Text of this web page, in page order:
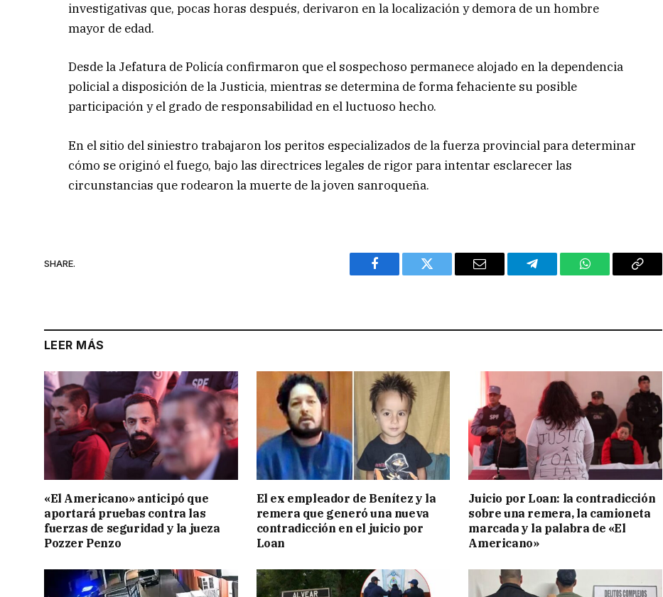
investigativas que, pocas horas después, derivaron en la localización y demora de un hombre
mayor de edad.
Desde la Jefatura de Policía confirmaron que el sospechoso permanece alojado en la dependencia
policial a disposición de la Justicia, mientras se determina de forma fehaciente su posible
participación y el grado de responsabilidad en el luctuoso hecho.
En el sitio del siniestro trabajaron los peritos especializados de la fuerza provincial para determinar
cómo se originó el fuego, bajo las directrices legales de rigor para intentar esclarecer las
circunstancias que rodearon la muerte de la joven sanroqueña.
SHARE.
Facebook Twitter Email Telegram WhatsAppCopy
LEER MÁS
«El Americano» anticipó que
aportará pruebas contra las
fuerzas de seguridad y la jueza
Pozzer Penzo
El ex empleador de Benítez y la
remera que generó una nueva
contradicción en el juicio por
Loan
Juicio por Loan: la contradicción
sobre una remera, la camioneta
marcada y la palabra de «El
Americano»